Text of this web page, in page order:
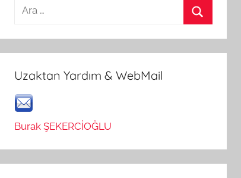
Arama:
Uzaktan Yardım & WebMail
Burak ŞEKERCİOĞLU